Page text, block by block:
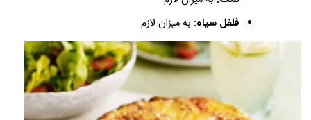
فلفل سیاه: به میزان لازم